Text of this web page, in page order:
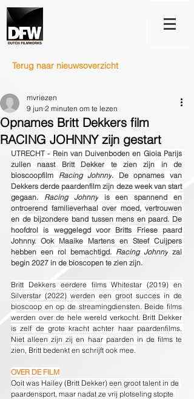
Terug naar nieuwsoverzicht
Opnames Britt Dekkers film
RACING JOHNNY zijn gestart
mvriezen
9 jun 2 minuten om te lezen
UTRECHT - Rein van Duivenboden en Gioia Parijs
zullen naast Britt Dekker te zien zijn in de
bioscoopfilm Racing Johnny. De opnames van
Dekkers derde paardenfilm zijn deze week van start
gegaan. Racing Johnny is een spannend en
ontroerend familieverhaal over moed, vertrouwen
en de bijzondere band tussen mens en paard. De
hoofdrol is weggelegd voor Britts Friese paard
Johnny. Ook Maaike Martens en Steef Cuijpers
hebben een rol bemachtigd. Racing Johnny zal
begin 2027 in de bioscopen te zien zijn.
Britt Dekkers eerdere films Whitestar (2019) en
Silverstar (2022) werden een groot succes in de
bioscoop en op de streamingdiensten. Beide films
werden over de hele wereld verkocht. Britt Dekker
is zelf de grote kracht achter haar paardenfilms.
Niet alleen zijn zij en haar paarden in de films te
zien, Britt bedenkt en schrijft ook mee.
OVER DE FILM
Ooit was Hailey (Britt Dekker) een groot talent in de
paardensport, maar nadat ze vrij plotseling stopte